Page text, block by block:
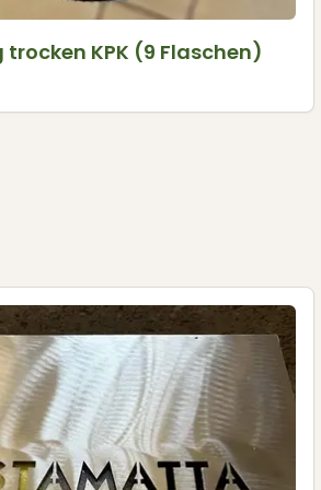
trocken KPK (9 Flaschen)